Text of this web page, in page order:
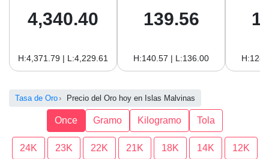
4,340.40
H:4,371.79 | L:4,229.61
139.56
H:140.57 | L:136.00
Tasa de Oro Precio del Oro hoy en Islas Malvinas
Once Gramo Kilogramo Tola
24K 23K 22K 21K 18K 14K 12K